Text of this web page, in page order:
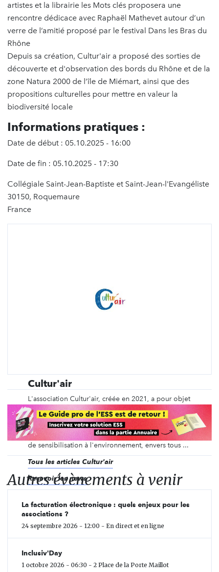
artistes et la librairie les Mots clés proposera une
rencontre dédicace avec Raphaël Mathevet autour d’un
verre de l’amitié proposé par le festival Dans les Bras du
Rhône
Depuis sa création, Cultur'air a proposé des sorties de
découverte et d'observation des bords du Rhône et de la
zone Natura 2000 de l’île de Miémart, ainsi que des
propositions culturelles pour mettre en valeur la
biodiversité locale
Informations pratiques :
Date de début : 05.10.2025 - 16:00
Date de fin : 05.10.2025 - 17:30
Collégiale Saint-Jean-Baptiste et Saint-Jean-l'Evangéliste
30150, Roquemaure
France
Cultur'air
L'association Cultur'air, créée en 2021, a pour objet
de mettre en valeur la biodiversité notamment par
l'organisation d' événements culturels sur
Roquemaure et ses alentours. Parmi ses projets, des
balades de découvertes de la nature et des actions
de sensibilisation à l'environnement, envers tous ...
Tous les articles Cultur'air
Recevoir les news
Autres évènements à venir
La facturation électronique : quels enjeux pour les
associations ?
24 septembre 2026 - 12:00 - En direct et en ligne
Inclusiv'Day
1 octobre 2026 - 06:30 - 2 Place de la Porte Maillot